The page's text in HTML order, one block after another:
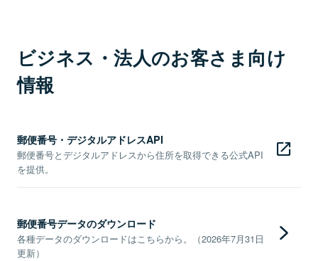
ビジネス・法人のお客さま向け
情報
郵便番号・デジタルアドレスAPI
郵便番号とデジタルアドレスから住所を取得できる公式API
を提供。
郵便番号データのダウンロード
各種データのダウンロードはこちらから。（2026年7月31日
更新）